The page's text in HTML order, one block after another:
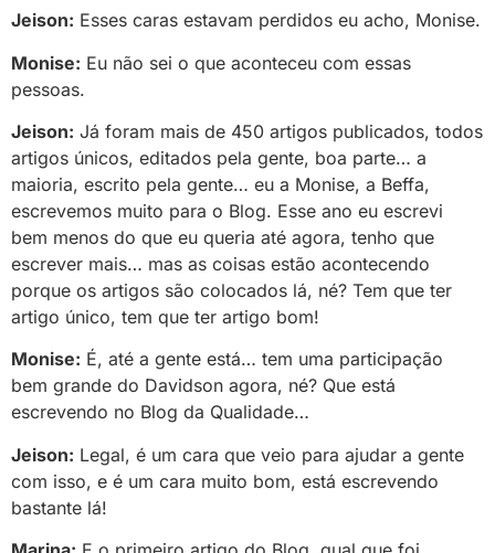
Jeison: Esses caras estavam perdidos eu acho, Monise.
Monise: Eu não sei o que aconteceu com essas
pessoas.
Jeison: Já foram mais de 450 artigos publicados, todos
artigos únicos, editados pela gente, boa parte… a
maioria, escrito pela gente… eu a Monise, a Beffa,
escrevemos muito para o Blog. Esse ano eu escrevi
bem menos do que eu queria até agora, tenho que
escrever mais… mas as coisas estão acontecendo
porque os artigos são colocados lá, né? Tem que ter
artigo único, tem que ter artigo bom!
Monise: É, até a gente está… tem uma participação
bem grande do Davidson agora, né? Que está
escrevendo no Blog da Qualidade…
Jeison: Legal, é um cara que veio para ajudar a gente
com isso, e é um cara muito bom, está escrevendo
bastante lá!